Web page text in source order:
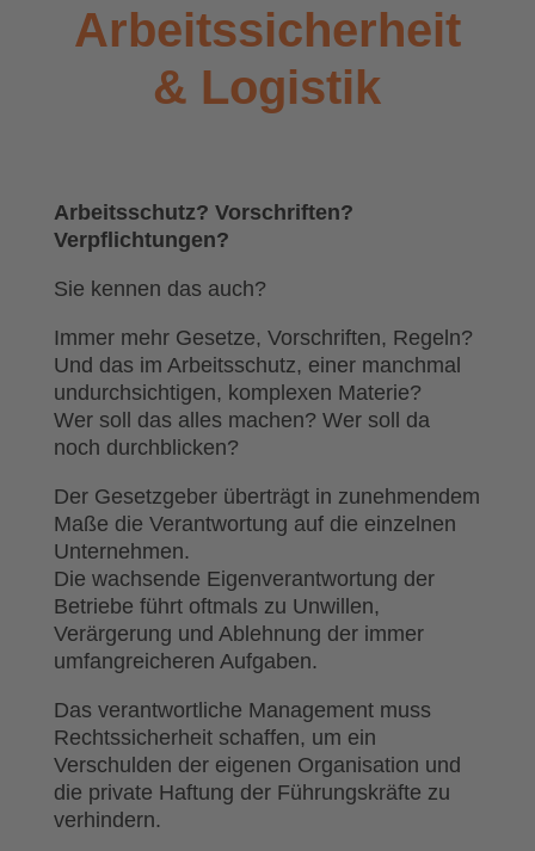
Arbeitssicherheit
& Logistik
Arbeitsschutz? Vorschriften?
Verpflichtungen?
Sie kennen das auch?
Immer mehr Gesetze, Vorschriften, Regeln?
Und das im Arbeitsschutz, einer manchmal
undurchsichtigen, komplexen Materie?
Wer soll das alles machen? Wer soll da
noch durchblicken?
Der Gesetzgeber überträgt in zunehmendem
Maße die Verantwortung auf die einzelnen
Unternehmen.
Die wachsende Eigenverantwortung der
Betriebe führt oftmals zu Unwillen,
Verärgerung und Ablehnung der immer
umfangreicheren Aufgaben.
Das verantwortliche Management muss
Rechtssicherheit schaffen, um ein
Verschulden der eigenen Organisation und
die private Haftung der Führungskräfte zu
verhindern.